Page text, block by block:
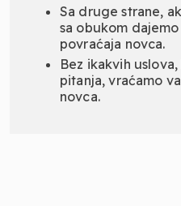
Sa druge strane,
sa obukom
povraćaja novca.
Bez ikakvih
pitanja, vraćamo
novca.